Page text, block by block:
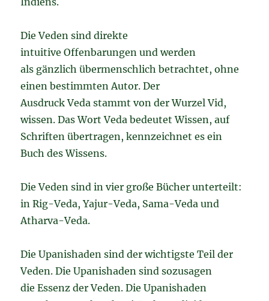
Die Veden sind direkte
intuitive Offenbarungen und werden
als gänzlich übermenschlich betrachtet, ohne
einen bestimmten Autor. Der
Ausdruck Veda stammt von der Wurzel Vid,
wissen. Das Wort Veda bedeutet Wissen, auf
Schriften übertragen, kennzeichnet es ein
Buch des Wissens.
Die Veden sind in vier große Bücher unterteilt:
in Rig-Veda, Yajur-Veda, Sama-Veda und
Atharva-Veda.
Die Upanishaden sind der wichtigste Teil der
Veden. Die Upanishaden sind sozusagen
die Essenz der Veden. Die Upanishaden